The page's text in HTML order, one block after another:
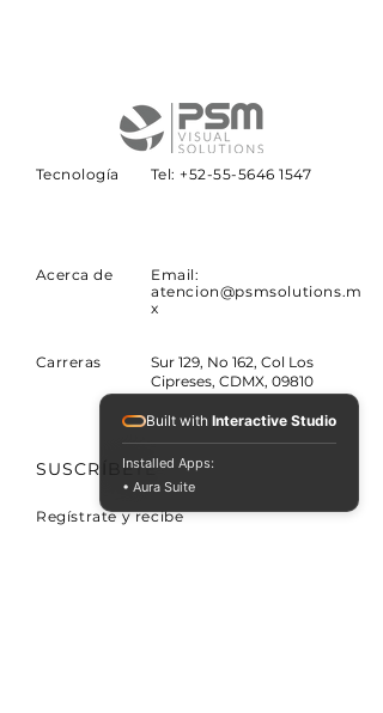
Tecnología Tel: +52-55-5646 1547
Acerca de
Email:
atencion@psmsolutions.m
x
Carreras
Sur 129, No 162, Col Los
Cipreses, CDMX, 09810
SUSCRÍBETE
Regístrate y recibe
Built with Interactive Studio
Installed Apps:
• Aura Suite